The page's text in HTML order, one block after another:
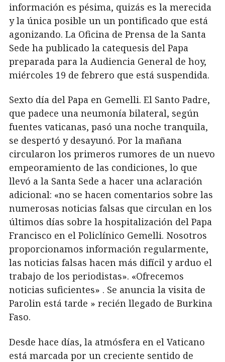
información es pésima, quizás es la merecida
y la única posible un un pontificado que está
agonizando. La Oficina de Prensa de la Santa
Sede ha publicado la catequesis del Papa
preparada para la Audiencia General de hoy,
miércoles 19 de febrero que está suspendida.
Sexto día del Papa en Gemelli. El Santo Padre,
que padece una neumonía bilateral, según
fuentes vaticanas, pasó una noche tranquila,
se despertó y desayunó. Por la mañana
circularon los primeros rumores de un nuevo
empeoramiento de las condiciones, lo que
llevó a la Santa Sede a hacer una aclaración
adicional: «no se hacen comentarios sobre las
numerosas noticias falsas que circulan en los
últimos días sobre la hospitalización del Papa
Francisco en el Policlínico Gemelli. Nosotros
proporcionamos información regularmente,
las noticias falsas hacen más difícil y arduo el
trabajo de los periodistas». «Ofrecemos
noticias suficientes» . Se anuncia la visita de
Parolin está tarde » recién llegado de Burkina
Faso.
Desde hace días, la atmósfera en el Vaticano
está marcada por un creciente sentido de